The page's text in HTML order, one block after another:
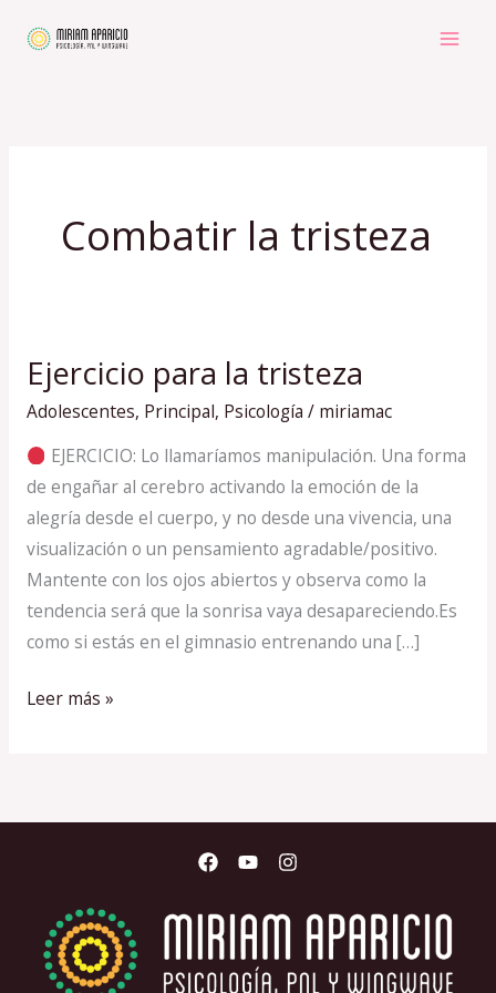
Combatir la tristeza
Ejercicio para la tristeza
Adolescentes, Principal, Psicología / miriamac
EJERCICIO: Lo llamaríamos manipulación. Una forma
de engañar al cerebro activando la emoción de la
alegría desde el cuerpo, y no desde una vivencia, una
visualización o un pensamiento agradable/positivo.
Mantente con los ojos abiertos y observa como la
tendencia será que la sonrisa vaya desapareciendo.Es
como si estás en el gimnasio entrenando una […]
Ejercicio
para
tristeza
Leer más »